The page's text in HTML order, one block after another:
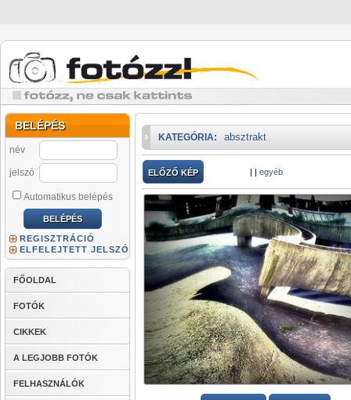
BELÉPÉS
név
jelszó
Automatikus belépés
REGISZTRÁCIÓ
ELFELEJTETT JELSZÓ
FŐOLDAL
FOTÓK
CIKKEK
A LEGJOBB FOTÓK
FELHASZNÁLÓK
KATEGÓRIA: absztrakt
ELŐZŐ KÉP | | egyéb